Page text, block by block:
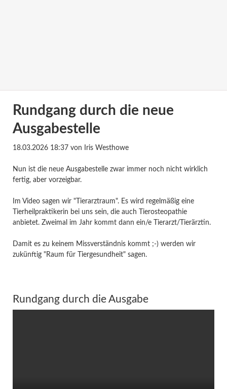
Rundgang durch die neue
Ausgabestelle
18.03.2026 18:37 von Iris Westhowe
Nun ist die neue Ausgabestelle zwar immer noch nicht wirklich
fertig, aber vorzeigbar.
Im Video sagen wir "Tierarztraum". Es wird regelmäßig eine
Tierheilpraktikerin bei uns sein, die auch Tierosteopathie
anbietet. Zweimal im Jahr kommt dann ein/e Tierarzt/Tierärztin.
Damit es zu keinem Missverständnis kommt ;-) werden wir
zukünftig "Raum für Tiergesundheit" sagen.
Rundgang durch die Ausgabe